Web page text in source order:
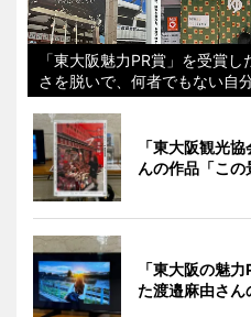
「東大阪魅力PR賞」を受賞
さを脱いで、何者でもない自分
「東大阪観光
んの作品「この
「東大阪の魅
た渡邉麻由さん